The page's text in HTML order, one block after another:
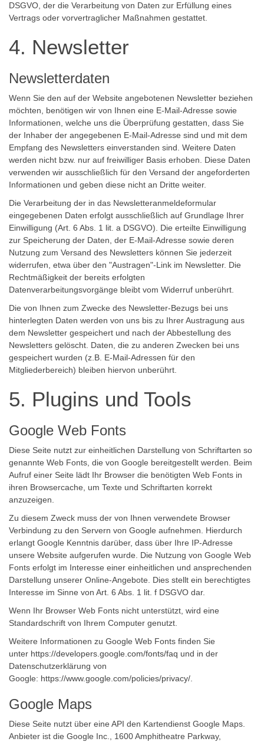
DSGVO, der die Verarbeitung von Daten zur Erfüllung eines
Vertrags oder vorvertraglicher Maßnahmen gestattet.
4. Newsletter
Newsletterdaten
Wenn Sie den auf der Website angebotenen Newsletter beziehen
möchten, benötigen wir von Ihnen eine E-Mail-Adresse sowie
Informationen, welche uns die Überprüfung gestatten, dass Sie
der Inhaber der angegebenen E-Mail-Adresse sind und mit dem
Empfang des Newsletters einverstanden sind. Weitere Daten
werden nicht bzw. nur auf freiwilliger Basis erhoben. Diese Daten
verwenden wir ausschließlich für den Versand der angeforderten
Informationen und geben diese nicht an Dritte weiter.
Die Verarbeitung der in das Newsletteranmeldeformular
eingegebenen Daten erfolgt ausschließlich auf Grundlage Ihrer
Einwilligung (Art. 6 Abs. 1 lit. a DSGVO). Die erteilte Einwilligung
zur Speicherung der Daten, der E-Mail-Adresse sowie deren
Nutzung zum Versand des Newsletters können Sie jederzeit
widerrufen, etwa über den "Austragen"-Link im Newsletter. Die
Rechtmäßigkeit der bereits erfolgten
Datenverarbeitungsvorgänge bleibt vom Widerruf unberührt.
Die von Ihnen zum Zwecke des Newsletter-Bezugs bei uns
hinterlegten Daten werden von uns bis zu Ihrer Austragung aus
dem Newsletter gespeichert und nach der Abbestellung des
Newsletters gelöscht. Daten, die zu anderen Zwecken bei uns
gespeichert wurden (z.B. E-Mail-Adressen für den
Mitgliederbereich) bleiben hiervon unberührt.
5. Plugins und Tools
Google Web Fonts
Diese Seite nutzt zur einheitlichen Darstellung von Schriftarten so
genannte Web Fonts, die von Google bereitgestellt werden. Beim
Aufruf einer Seite lädt Ihr Browser die benötigten Web Fonts in
ihren Browsercache, um Texte und Schriftarten korrekt
anzuzeigen.
Zu diesem Zweck muss der von Ihnen verwendete Browser
Verbindung zu den Servern von Google aufnehmen. Hierdurch
erlangt Google Kenntnis darüber, dass über Ihre IP-Adresse
unsere Website aufgerufen wurde. Die Nutzung von Google Web
Fonts erfolgt im Interesse einer einheitlichen und ansprechenden
Darstellung unserer Online-Angebote. Dies stellt ein berechtigtes
Interesse im Sinne von Art. 6 Abs. 1 lit. f DSGVO dar.
Wenn Ihr Browser Web Fonts nicht unterstützt, wird eine
Standardschrift von Ihrem Computer genutzt.
Weitere Informationen zu Google Web Fonts finden Sie
unter https://developers.google.com/fonts/faq und in der
Datenschutzerklärung von
Google: https://www.google.com/policies/privacy/
Google Maps
Diese Seite nutzt über eine API den Kartendienst Google Maps.
Anbieter ist die Google Inc., 1600 Amphitheatre Parkway,